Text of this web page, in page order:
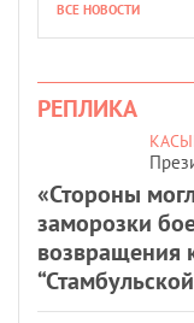
ВСЕ НОВОСТИ
РЕПЛИКА
«Стороны
заморозки
возвращения